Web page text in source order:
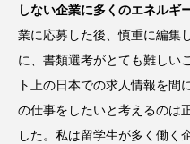
しない企業に多くのエネルギ
業に応募した後、慎重に編集
に、書類選考がとても難しい
ト上の日本での求人情報を間
の仕事をしたいと考えるのは
した。私は留学生が多く働く